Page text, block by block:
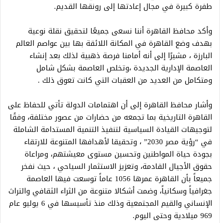
طفرة كبيرة في مجال إعادتها إلى رونقها القديم.
وأكد محافظ القاهرة أننا نسعى جميعًا لتحقيق نقلة نوعية
بهدف وضع القاهرة في المكانة اللائقة بها بين عواصم العالم
البارزة ، مشيرًا إلى أنه أمامنا فرصة ذهبية لذلك بعد إنشاء
العاصمة الإدارية الجديدة ،وتخلص العاصمة بشكل شامل
ومتكامل من العديد من العقبات التي كانت تعوق ذلك .
وأشار محافظ القاهرة إلى أن اهتمامات الدولة تأتي للحفاظ على
القاهرة التاريخية بما تجمعه من حضارات من عصور مختلفة، وفقًا
لتوجيهات القيادة السياسية لتنفيذ التنمية المستدامة الشاملة
في “رؤية مصر 2030” ، وتحقيقا لأهدافها المتنوعة للارتقاء
بجودة حياة المواطنين وتحسين مستوى معيشتهم، ومراعاة
حقوق الأجيال القادمة، وتعزيز الاستثمار السياحي ، حيث نفخر
جميعاً بأن القاهرة عمرها 1056 عاماً توسعت فيها العاصمة
جغرافياً وسكانياً، وضمت أشكالا متنوعة من الثراء الثقافي والتراث
الإنساني والقيم المجتمعية وذلك منذ تأسيسها في 6 يوليو عام
969 ميلادية وحتى اليوم.